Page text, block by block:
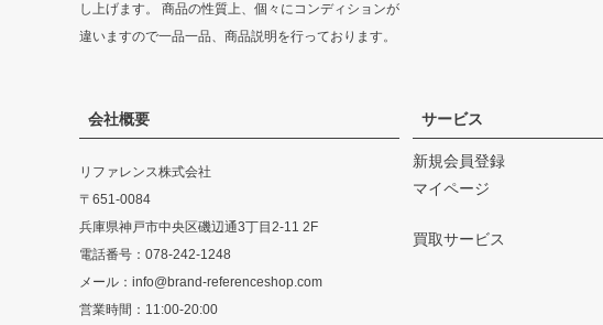
し上げます。 商品の性質上、個々にコンディションが
違いますので一品一品、商品説明を行っております。
会社概要
リファレンス株式会社
〒651-0084
兵庫県神戸市中央区磯辺通3丁目2-11 2F
電話番号：078-242-1248
メール：info@brand-referenceshop.com
営業時間：11:00-20:00
サービス
新規会員登録
マイページ
買取サービス